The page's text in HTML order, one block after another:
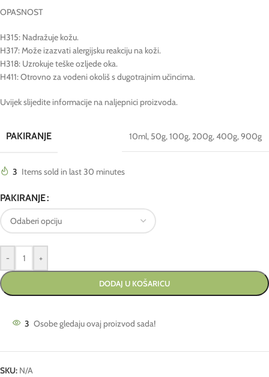
OPASNOST
H315: Nadražuje kožu.
H317: Može izazvati alergijsku reakciju na koži.
H318: Uzrokuje teške ozljede oka.
H411: Otrovno za vodeni okoliš s dugotrajnim učincima.
Uvijek slijedite informacije na naljepnici proizvoda.
PAKIRANJE 10ml, 50g,100g, 200g,400g,900g
3 Items sold in last 30 minutes
PAKIRANJE
- +
DODAJ U KOŠARICU
3 Osobe gledaju ovaj proizvod sada!
SKU: N/A